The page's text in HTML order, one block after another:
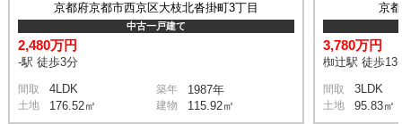
京都府京都市西京区大枝北沓掛町3丁目
中古一戸建て
2,480万円
-駅 徒歩3分
間取 4LDK 築年 1987年
土地 176.52㎡ 建物 115.92㎡
京
3,780万円
椥辻駅 徒歩13
間取 3LDK
土地 95.83㎡